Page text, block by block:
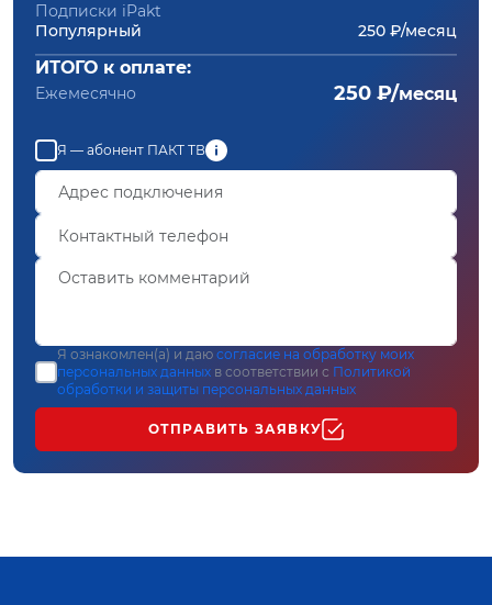
Подписки iPakt
Популярный
250 ₽/месяц
ИТОГО к оплате:
Ежемесячно 250 ₽/месяц
Я — абонент ПАКТ ТВ
Я ознакомлен(а) и даю согласие на обработку моих
персональных данных в соответствии с Политикой
обработки и защиты персональных данных
ОТПРАВИТЬ ЗАЯВКУ